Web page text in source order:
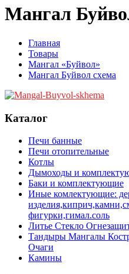
Мангал
Главная
Товары
Мангал «Буйвол»
Мангал Буйвол схема
Каталог
Печи банные
Печи отопительные
Котлы
Дымоходы и
Баки и комплектующие
Иные комлектующие:
фигурки,гимал.соль
Литье Стекло
Тандыры Мангалы
Очаги
Камины